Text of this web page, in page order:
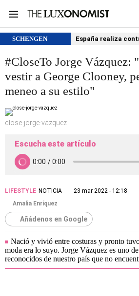
SCHENGEN España realiza
#CloseTo Jorge Vázquez:
vestir a George Clooney,
meneo a su estilo"
close-jorge-vazquez
Escucha este artículo
LIFESTYLE NOTICIA
23 mar 2022 - 12:18
Amalia Enríquez
Añádenos en Google
Nació y vivió entre costuras y pronto
moda era lo suyo. Jorge Vázquez es uno
reconocidos de nuestro país que no